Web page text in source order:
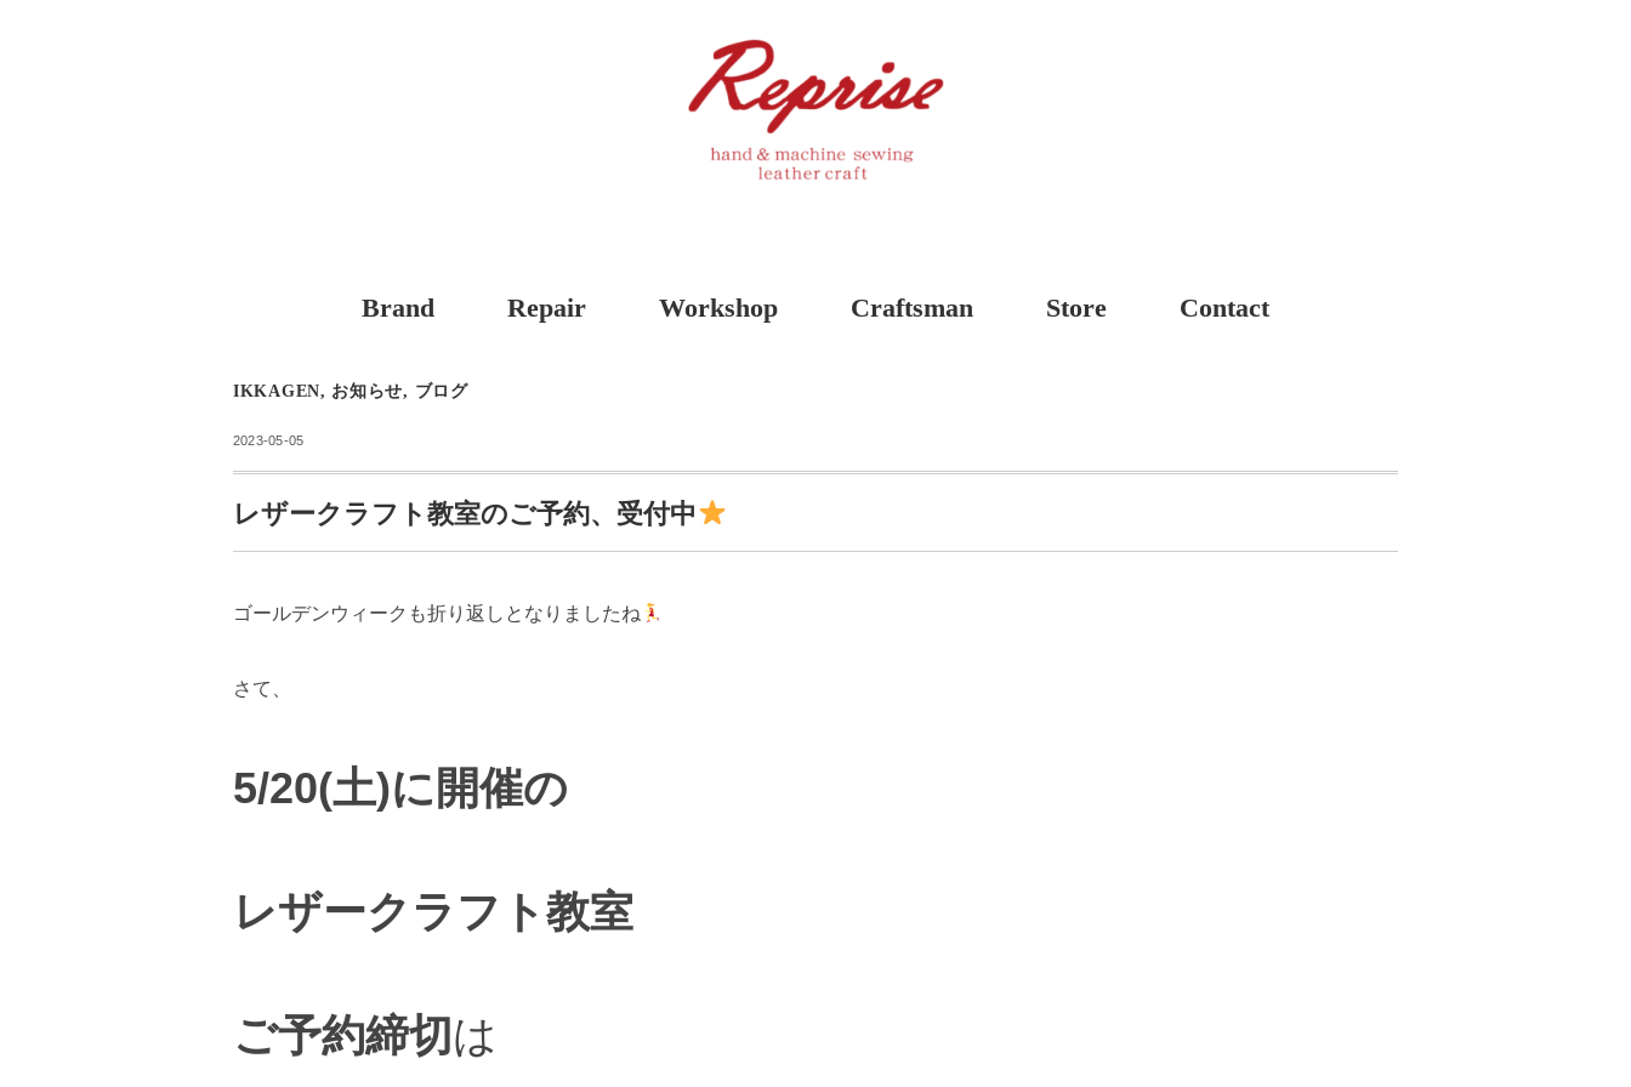
Brand Repair Workshop Craftsman Store Contact
IKKAGEN, お知らせ, ブログ
2023-05-05
レザークラフト教室のご予約、受付中
ゴールデンウィークも折り返しとなりましたね
さて、
5/20(土)に開催の
レザークラフト教室
ご予約締切は